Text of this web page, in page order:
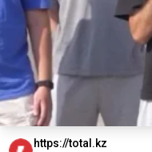
https://total.kz